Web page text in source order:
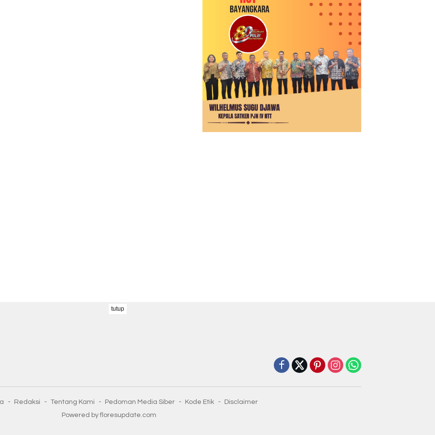
Redaksi Tentang Kami Pedoman Media Siber Kode Etik
Disclaimer
Powered by floresupdate.com
tutup